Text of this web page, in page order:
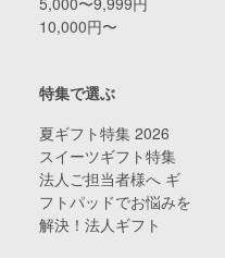
10,000円〜
特集で選ぶ
夏ギフト特集 2026
スイーツギフト特集
法人ご担当者様へ ギ
フトパッドでお悩みを
解決！法人ギフト